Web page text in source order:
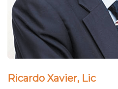
Ricardo Xavier, Lic